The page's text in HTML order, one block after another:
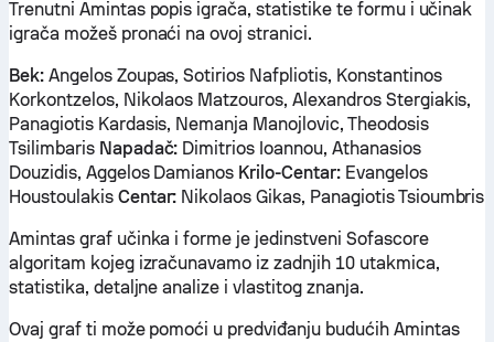
Trenutni Amintas popis igrača, statistike te formu i učinak
igrača možeš pronaći na ovoj stranici.
Bek:Angelos Zoupas, Sotirios Nafpliotis, Konstantinos
Korkontzelos, Nikolaos Matzouros, Alexandros Stergiakis,
Panagiotis Kardasis, Nemanja Manojlovic, Theodosis
Tsilimbaris Napadač: Dimitrios Ioannou, Athanasios
Douzidis, Aggelos Damianos Krilo-Centar:Evangelos
Houstoulakis Centar: Nikolaos Gikas, Panagiotis Tsioumbris
Amintas graf učinka i forme je jedinstveni Sofascore
algoritam kojeg izračunavamo iz zadnjih 10 utakmica,
statistika, detaljne analize i vlastitog znanja.
Ovaj graf ti može pomoći u predviđanju budućih Amintas